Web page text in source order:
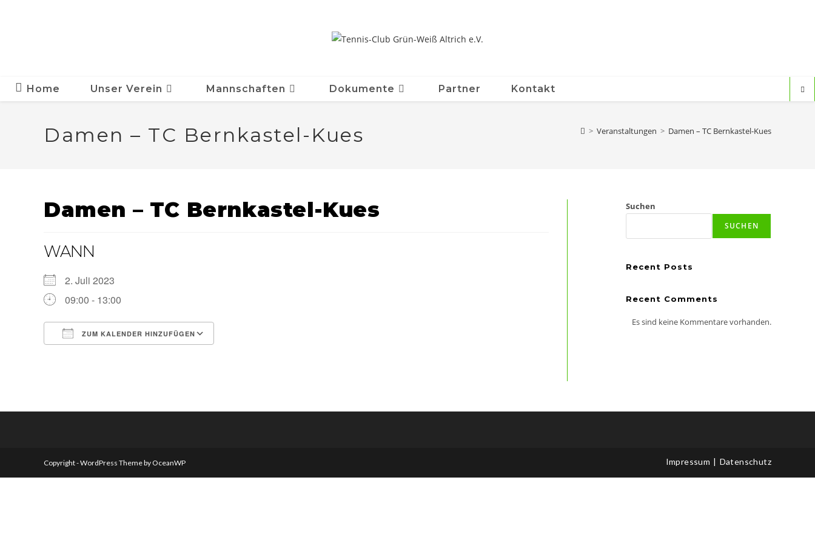
Home Unser Verein Mannschaften Dokumente Partner Kontakt
Damen – TC Bernkastel-Kues > Veranstaltungen > Damen – TC Bernkastel-Kues
Damen – TC Bernkastel-Kues
WANN
2. Juli 2023
09:00 - 13:00
ZUM KALENDER HINZUFÜGEN
Suchen
SUCHEN
Recent Posts
Recent Comments
Es sind keine Kommentare vorhanden.
Impressum Datenschutz
Copyright - WordPress Theme by OceanWP